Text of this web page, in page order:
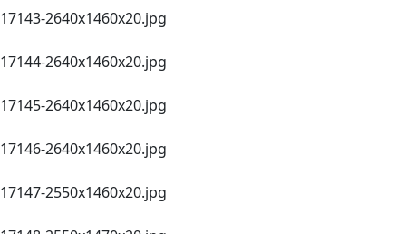
17143-2640х1460х20.jpg
17144-2640х1460х20.jpg
17145-2640х1460х20.jpg
17146-2640х1460х20.jpg
17147-2550х1460x20.jpg